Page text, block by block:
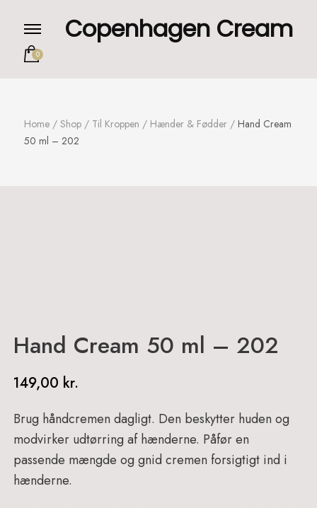
Copenhagen Cream
0
Home / Shop / Til Kroppen / Hænder & Fødder / Hand Cream
50 ml – 202
Hand Cream 50 ml – 202
149,00 kr.
Brug håndcremen dagligt. Den beskytter huden og
modvirker udtørring af hænderne. Påfør en
passende mængde og gnid cremen forsigtigt ind i
hænderne.